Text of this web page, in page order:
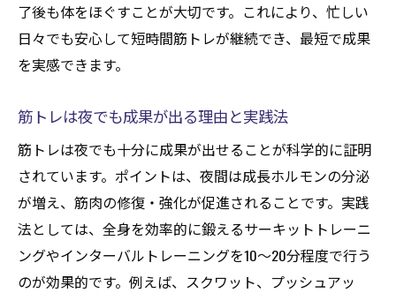
了後も体をほぐすことが大切です。これにより、忙しい
日々でも安心して短時間筋トレが継続でき、最短で成果
を実感できます。
筋トレは夜でも成果が出る理由と実践法
筋トレは夜でも十分に成果が出せることが科学的に証明
されています。ポイントは、夜間は成長ホルモンの分泌
が増え、筋肉の修復・強化が促進されることです。実践
法としては、全身を効率的に鍛えるサーキットトレーニ
ングやインターバルトレーニングを10～20分程度で行う
のが効果的です。例えば、スクワット、プッシュアッ